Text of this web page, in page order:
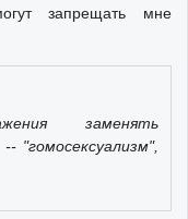
запрещать мне
заменять
"гомосексуализм",